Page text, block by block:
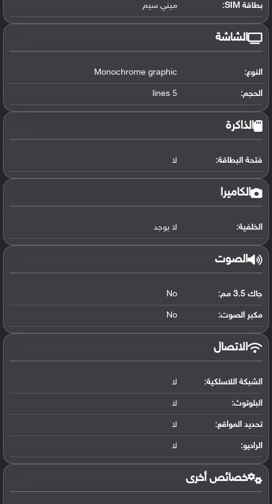
بطاقة SIM: ميني سيم
الشاشة
النوع: Monochrome graphic
الحجم: 5 lines
الذاكرة
فتحة البطاقة: لا
الكاميرا
الخلفية: لا يوجد
الصوت
جاك 3.5 مم: No
مكبر الصوت: No
الاتصال
الشبكة اللاسلكية: لا
البلوتوث: لا
تحديد المواقع: لا
الراديو: لا
خصائص أخرى